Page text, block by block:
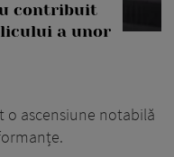
contribuit
a unor
o ascensiune notabilă